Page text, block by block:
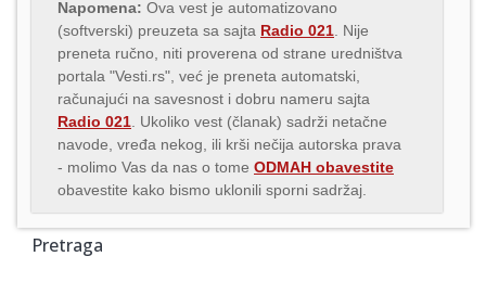
Napomena: Ova vest je automatizovano
(softverski) preuzeta sa sajta Radio 021 . Nije
preneta ručno, niti proverena od strane uredništva
portala "Vesti.rs", već je preneta automatski,
računajući na savesnost i dobru nameru sajta
Radio 021 . Ukoliko vest (članak) sadrži netačne
navode, vređa nekog, ili krši nečija autorska prava
- molimo Vas da nas o tome ODMAH obavestite
obavestite kako bismo uklonili sporni sadržaj.
Pretraga